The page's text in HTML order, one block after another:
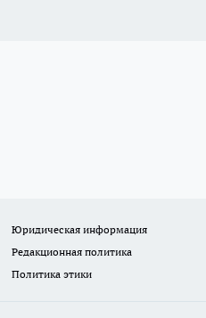
Юридическая информация
Редакционная политика
Политика этики